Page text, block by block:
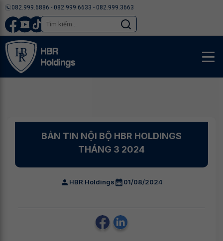
082.999.6886 - 082.999.6633 - 082.999.3663
BẢN TIN NỘI BỘ HBR HOLDINGS
THÁNG 3 2024
HBR Holdings 01/08/2024